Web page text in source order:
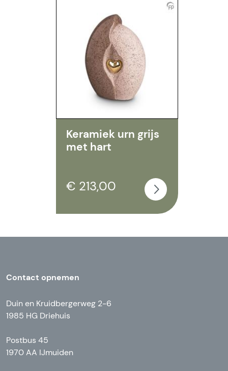
Keramiek urn grijs
met hart
€ 213,00
Contact opnemen
Duin en Kruidbergerweg 2-6
1985 HG Driehuis
Postbus 45
1970 AA IJmuiden